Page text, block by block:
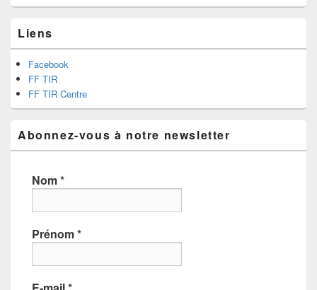
Liens
Facebook
FF TIR
FF TIR Centre
Abonnez-vous à notre newsletter
Nom*
Prénom*